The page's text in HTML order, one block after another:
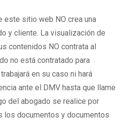
este sitio web NO crea una
y cliente. La visualización de
contenidos NO contrata al
no está contratado para
en su caso ni hará
ante el DMV hasta que llame
del abogado se realice por
los documentos y documentos